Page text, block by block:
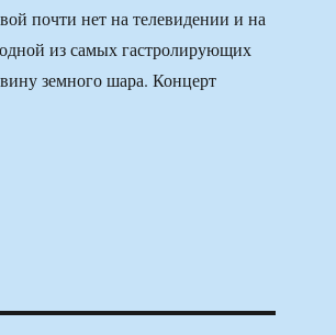
почти нет на телевидении и на
из самых гастролирующих
земного шара. Концерт